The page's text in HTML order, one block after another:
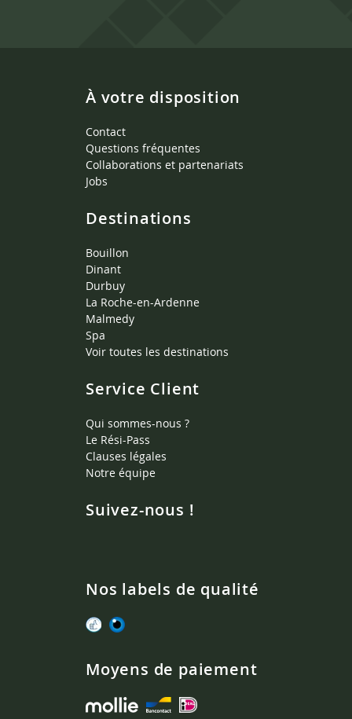
À votre disposition
Contact
Questions fréquentes
Collaborations et partenariats
Jobs
Destinations
Bouillon
Dinant
Durbuy
La Roche-en-Ardenne
Malmedy
Spa
Voir toutes les destinations
Service Client
Qui sommes-nous ?
Le Rési-Pass
Clauses légales
Notre équipe
Suivez-nous !
Nos labels de qualité
Moyens de paiement